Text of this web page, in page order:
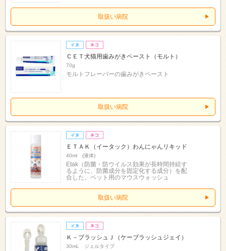
取扱い病院
ＣＥＴ犬猫用歯みがきペースト（モルト）
70g
モルトフレーバーの歯みがきペースト
取扱い病院
ＥＴＡＫ（イータック）わんにゃんリキッド
40ml (液体)
Etak（防菌・防ウイルス効果が長時間持続す
るように、防菌成分を固定化する成分）を配
合した、ペット用のマウスウォッシュ
取扱い病院
Ｋ－ブラッシュＪ（ケーブラッシュジェイ）
30mL ジェルタイプ